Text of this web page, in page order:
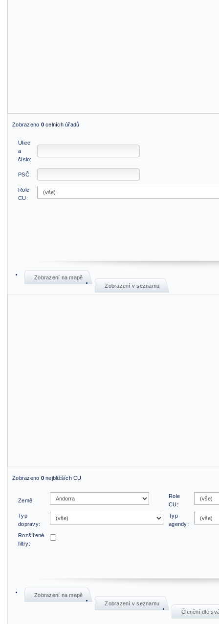
Zobrazeno 0celních úřadů
Ulice
a
číslo:
PSČ:
Role
CU:
Zobrazení na mapě
Zobrazení v seznamu
Zobrazeno 0nejbližších CU
Země:
Role
CU:
Typ
dopravy:
Typ
agendy:
Rozšířené
filtry:
Zobrazení na mapě
Zobrazení v seznamu
Členění dle